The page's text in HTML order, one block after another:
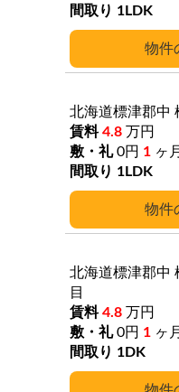
1LDK
北海道標津郡中
4.8 万円
0円 1 ヶ月
1LDK
北海道標津郡中
目
4.8 万円
0円 1 ヶ月
1DK